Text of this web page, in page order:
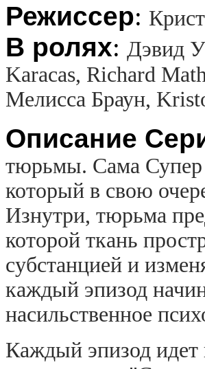
Режиссер:
В ролях: Дэвид
Karacas, Richard
Мелисса Браун,
Описание
тюрьмы. Сама Супер
который в свою
Изнутри, тюрьма
которой ткань
субстанцией и
каждый эпизод
насильственное
Каждый эпизод